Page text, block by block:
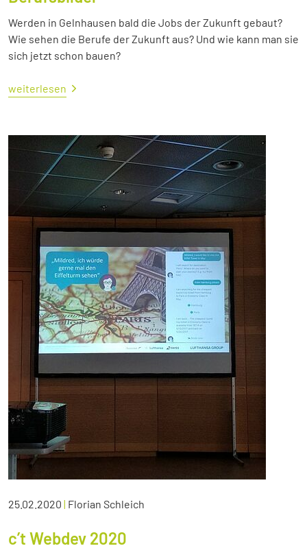
Werden in Gelnhausen bald die Jobs der Zukunft gebaut?
Wie sehen die Berufe der Zukunft aus? Und wie kann man sie
sich jetzt schon bauen?
weiterlesen
25.02.2020 | Florian Schleich
c’t Webdev 2020